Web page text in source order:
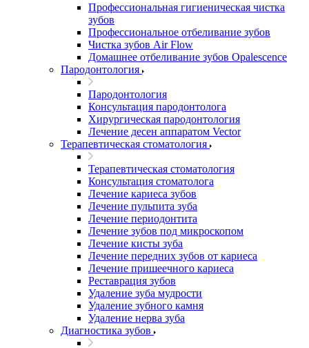
Профессиональная гигиеническая чистка
зубов
Профессиональное отбеливание зубов
Чистка зубов Air Flow
Домашнее отбеливание зубов Opalescence
Пародонтология
Пародонтология
Консультация пародонтолога
Хирургическая пародонтология
Лечение десен аппаратом Vector
Терапевтическая стоматология
Терапевтическая стоматология
Консультация стоматолога
Лечение кариеса зубов
Лечение пульпита зуба
Лечение периодонтита
Лечение зубов под микроскопом
Лечение кисты зуба
Лечение передних зубов от кариеса
Лечение пришеечного кариеса
Реставрация зубов
Удаление зуба мудрости
Удаление зубного камня
Удаление нерва зуба
Диагностика зубов